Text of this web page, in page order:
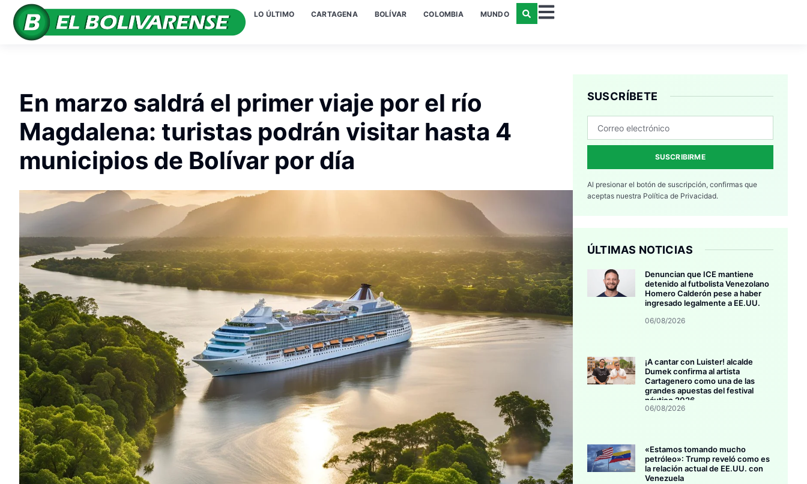
LO ÚLTIMO CARTAGENA BOLÍVAR COLOMBIA MUNDO
En marzo saldrá el primer viaje por el río
Magdalena: turistas podrán visitar hasta 4
municipios de Bolívar por día
SUSCRÍBETE
SUSCRIBIRME
Al presionar el botón de suscripción, confirmas que
aceptas nuestra Política de Privacidad.
ÚLTIMAS NOTICIAS
Denuncian que ICE mantiene
detenido al futbolista Venezolano
Homero Calderón pese a haber
ingresado legalmente a EE.UU.
06/08/2026
¡A cantar con Luister! alcalde
Dumek confirma al artista
Cartagenero como una de las
grandes apuestas del festival
náutico 2026
06/08/2026
«Estamos tomando mucho
petróleo»: Trump reveló como es
la relación actual de EE.UU. con
Venezuela